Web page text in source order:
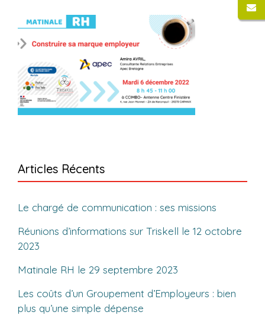
Articles Récents
Le chargé de communication : ses missions
Réunions d’informations sur Triskell le 12 octobre
2023
Matinale RH le 29 septembre 2023
Les coûts d’un Groupement d’Employeurs : bien
plus qu’une simple dépense